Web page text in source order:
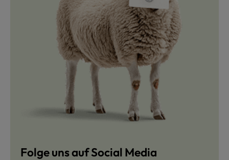
Folge uns auf Social Media